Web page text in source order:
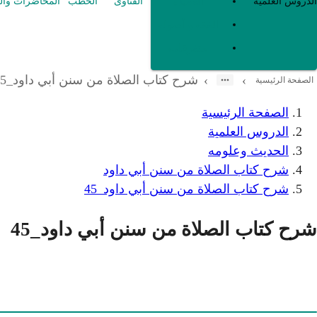
الصفحة الرئيسية ›
› شرح كتاب الصلاة من سنن أبي داود_45
الصفحة الرئيسية
الدروس العلمية
الحديث وعلومه
شرح كتاب الصلاة من سنن أبي داود
شرح كتاب الصلاة من سنن أبي داود_45
شرح كتاب الصلاة من سنن أبي داود_45